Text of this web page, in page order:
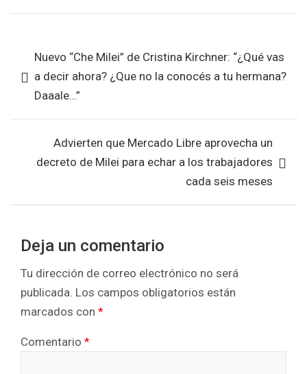
ce
o
o
tt at
A
p
ar
entradas
Nuevo “Che Milei” de Cristina Kirchner: “¿Qué vas
a decir ahora? ¿Que no la conocés a tu hermana?
Daaale…”
Advierten que Mercado Libre aprovecha un
decreto de Milei para echar a los trabajadores
cada seis meses
Deja un comentario
Tu dirección de correo electrónico no será
publicada. Los campos obligatorios están
marcados con *
Comentario *